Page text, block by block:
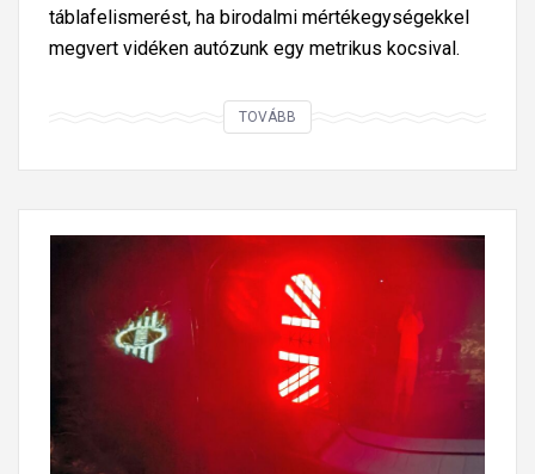
táblafelismerést, ha birodalmi mértékegységekkel
megvert vidéken autózunk egy metrikus kocsival.
TOVÁBB
g
e
g
c
s
o
d